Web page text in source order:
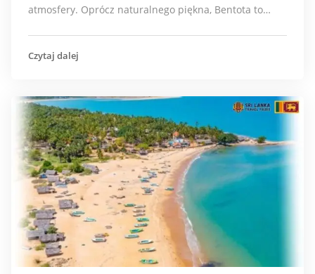
atmosfery. Oprócz naturalnego piękna, Bentota to…
Czytaj dalej